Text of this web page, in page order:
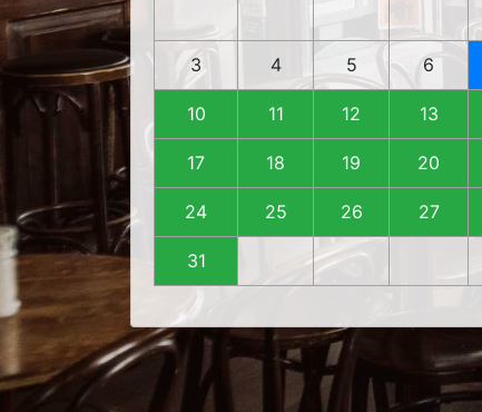
3 4 5 6
10 11 12 13
17 18 19 20
24 25 26 27
31